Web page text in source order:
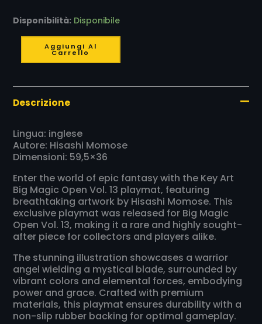
Disponibilità: Disponibile
Aggiungi Al
Carrello
Descrizione
Lingua: inglese
Autore: Hisashi Momose
Dimensioni: 59,5×36
Enter the world of epic fantasy with the Key Art
Big Magic Open Vol. 13 playmat, featuring
breathtaking artwork by Hisashi Momose. This
exclusive playmat was released for Big Magic
Open Vol. 13, making it a rare and highly sought-
after piece for collectors and players alike.
The stunning illustration showcases a warrior
angel wielding a mystical blade, surrounded by
vibrant colors and elemental forces, embodying
power and grace. Crafted with premium
materials, this playmat ensures durability with a
non-slip rubber backing for optimal gameplay.